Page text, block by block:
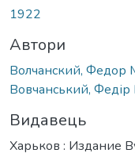
1922
Автори
Волчанский, Федор
Вовчанський,
Видавець
Харьков : Издание